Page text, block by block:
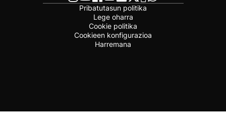
Pribatutasun politika
Lege oharra
Cookie politika
Cookieen konfigurazioa
Harremana